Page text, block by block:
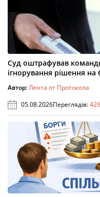
Суд оштрафував
ігнорування рішення на
Автор:Лента от Протокола
05.08.2026Переглядів:426